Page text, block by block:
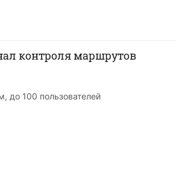
контроля маршрутов
до 100 пользователей